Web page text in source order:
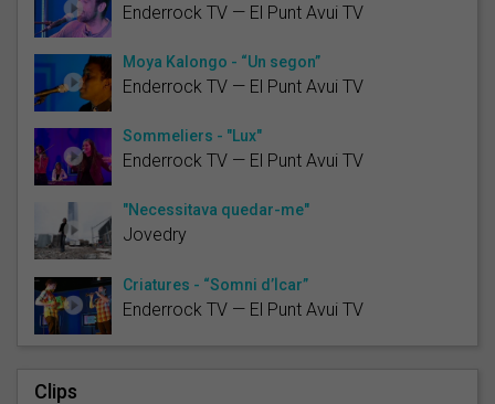
Enderrock TV — El Punt Avui TV
Moya Kalongo - “Un segon”
Enderrock TV — El Punt Avui TV
Sommeliers - "Lux"
Enderrock TV — El Punt Avui TV
"Necessitava quedar-me"
Jovedry
Criatures - “Somni d’Ícar”
Enderrock TV — El Punt Avui TV
Clips